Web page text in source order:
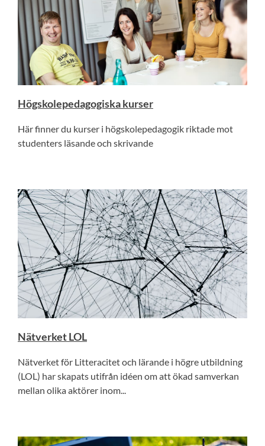
Högskolepedagogiska kurser
Här finner du kurser i högskolepedagogik riktade mot
studenters läsande och skrivande
Nätverket LOL
Nätverket för Litteracitet och lärande i högre utbildning
(LOL) har skapats utifrån idéen om att ökad samverkan
mellan olika aktörer inom...